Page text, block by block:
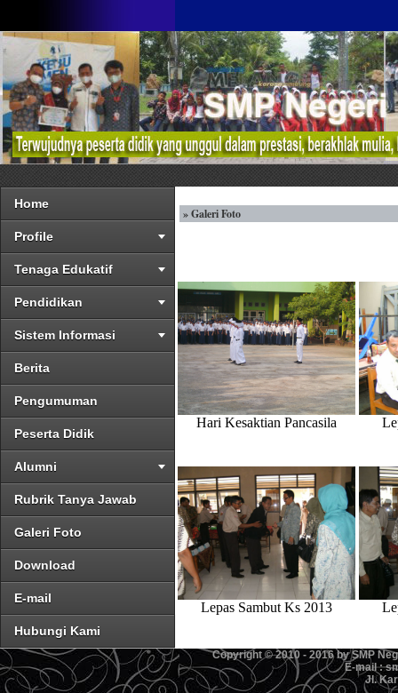
Home
Profile
Tenaga Edukatif
Pendidikan
Sistem Informasi
Berita
Pengumuman
Peserta Didik
Alumni
Rubrik Tanya Jawab
Galeri Foto
Download
E-mail
Hubungi Kami
» Galeri Foto
Hari Kesaktian Pancasila
Lepas Sambut Ks 2013
Copyright © 2010 - 2016 by SMP
E-mail :
Jl.